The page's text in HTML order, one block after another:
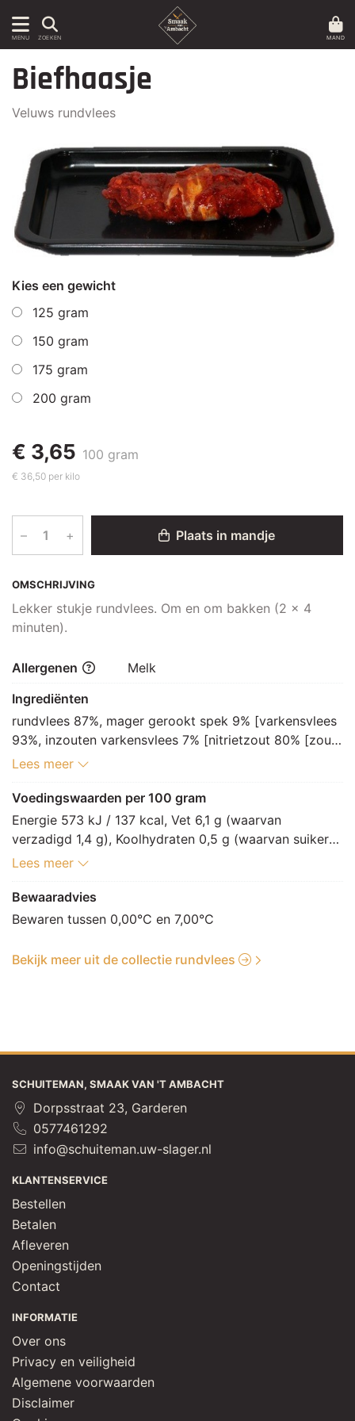
MENU ZOEKEN MAND
OMSCHRIJVING
Lekker stukje rundvlees. Om en om bakken (2 x 4
minuten).
Biefhaasje
Veluws rundvlees
Kies een gewicht
125 gram
150 gram
175 gram
200 gram
€ 3,65 100 gram
€ 36,50 per kilo
– + Plaats in mandje
Allergenen
Melk
Ingrediënten
rundvlees 87%, mager gerookt spek 9% [varkensvlees
93%, inzouten varkensvlees 7% [nitrietzout 80% [zout,
nitriet, antiklontermiddel: E535], specerij 20% [suiker,
conserveermiddel: E252, antioxidant: E301,
smaakversterker: E621] (MELK)]], marinade 4%
[plantaardige olie [raapzaad, zonnebloem], groenten
peper, chili, komijn], maltodextrine, aroma,
paprikaconcentraat, gerookte maltodextrine, kruiden]
Lees meer
Voedingswaarden per 100 gram
Energie 573 kJ / 137 kcal, Vet 6,1 g (waarvan
verzadigd 1,4 g), Koolhydraten 0,5 g (waarvan suikers
0,3 g), Vezels 0 g, Eiwitten 20 g, Zout 0,8 g.
Lees meer
Bewaaradvies
Bewaren tussen 0,00°C en 7,00°C
Bekijk meer uit de collectie rundvlees
SCHUITEMAN, SMAAK VAN 'T AMBACHT
Dorpsstraat 23, Garderen
0577461292
info@schuiteman.uw-slager.nl
KLANTENSERVICE
Bestellen
Betalen
Afleveren
Openingstijden
Contact
INFORMATIE
Over ons
Privacy en veiligheid
Algemene voorwaarden
Disclaimer